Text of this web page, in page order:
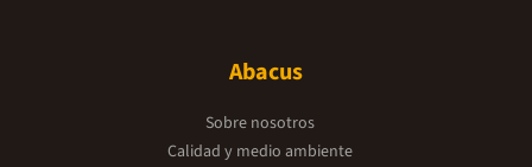
Abacus
Sobre nosotros
Calidad y medio ambiente